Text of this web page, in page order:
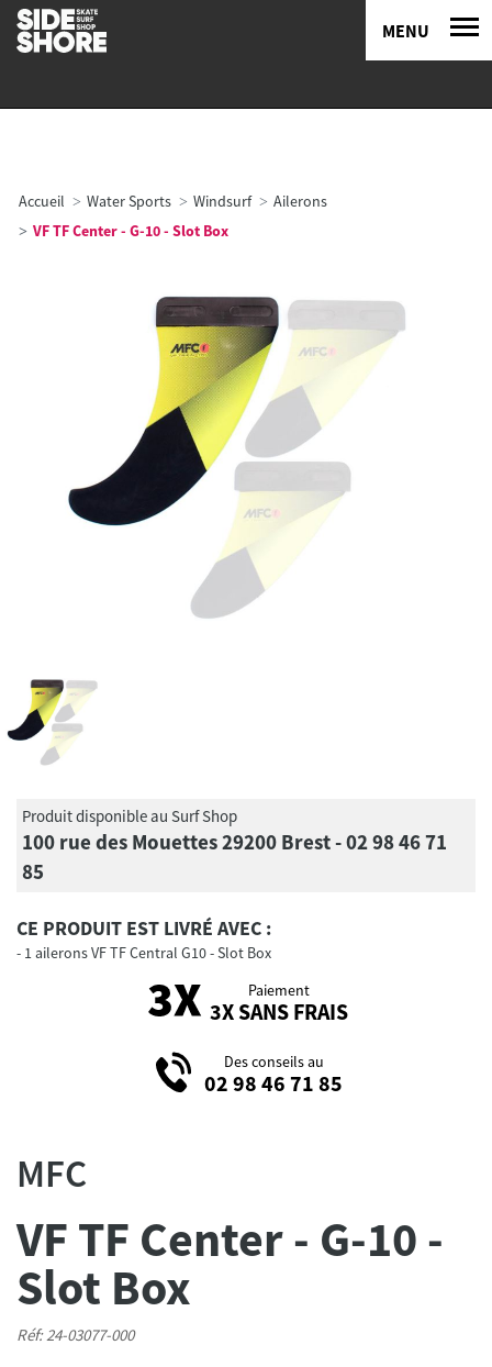
MENU
Accueil Water Sports Windsurf
Ailerons
VF TF Center - G-10 - Slot Box
Produit disponible au Surf Shop
100 rue des Mouettes 29200 Brest - 02 98 46 71
85
CE PRODUIT EST LIVRÉ AVEC :
1 ailerons VF TF Central G10 - Slot Box
Paiement
3X SANS FRAIS
Des conseils au
02 98 46 71 85
MFC
VF TF Center - G-10 -
Slot Box
Réf: 24-03077-000